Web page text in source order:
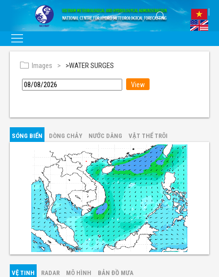
Images >WATER SURGES
SÓNG BIỂN DÒNG CHẢY NƯỚC DÂNG VẬT THỂ TRÔI
VỆ TINH RADAR MÔ HÌNH BẢN ĐỒ MƯA